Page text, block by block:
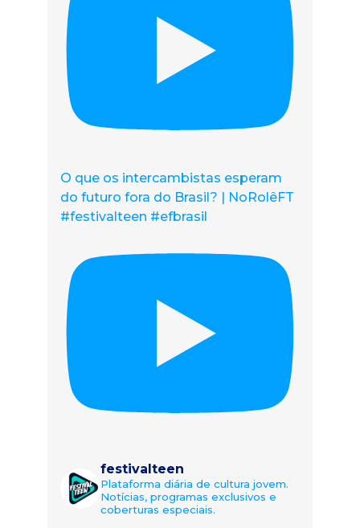
O que os intercambistas esperam
do futuro fora do Brasil? | NoRolêFT
#festivalteen #efbrasil
festivalteen
Plataforma diária de cultura jovem.
Notícias, programas exclusivos e
coberturas especiais.